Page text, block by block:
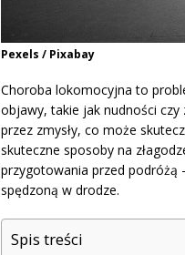
Pexels / Pixabay
Choroba lokomocyjna to
objawy, takie jak nudności czy
przez zmysły, co może
skuteczne sposoby na
przygotowania przed podróżą
spędzoną w drodze.
Spis treści